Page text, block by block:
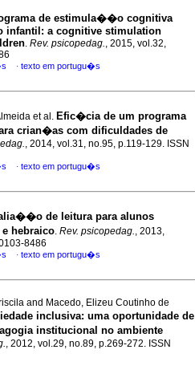
de estimula��o cognitiva
infantil : a cognitive stimulation
. Rev. psicopedag., 2015, vol.32,
· texto em portugu�s
et al. Efic�cia de um programa
crian�as com dificuldades de
, 2014, vol.31, no.95, p.119-129. ISSN
· texto em portugu�s
de leitura para alunos
hebraico. Rev. psicopedag., 2013,
8486
· texto em portugu�s
and Macedo, Elizeu Coutinho de
inclusiva: uma oportunidade de
institucional no ambiente
, 2012, vol.29, no.89, p.269-272. ISSN